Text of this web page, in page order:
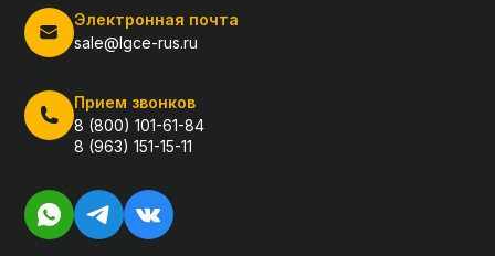
Электронная почта
sale@lgce-rus.ru
Прием звонков
8 (800) 101-61-84
8 (963) 151-15-11